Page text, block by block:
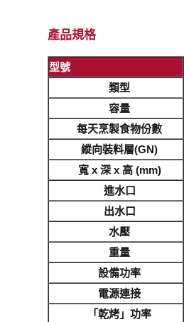
產品規格
型號
類型
容量
每天烹製食物份數
縱向裝料層(GN)
寬 x 深 x 高 (mm)
進水口
出水口
水壓
重量
設備功率
電源連接
「乾烤」功率